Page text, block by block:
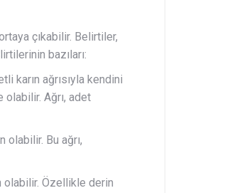
çıkabilir. Belirtiler,
bazıları:
karın ağrısıyla kendini
Ağrı, adet
olabilir. Bu ağrı,
olabilir. Özellikle derin